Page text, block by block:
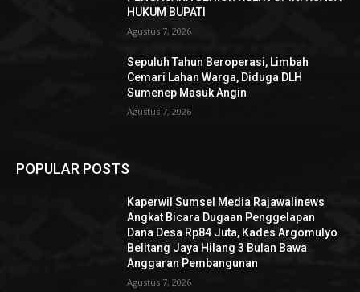
HUKUM BUPATI
Agustus 7, 2026
Sepuluh Tahun Beroperasi, Limbah
Cemari Lahan Warga, Diduga DLH
Sumenep Masuk Angin
Agustus 7, 2026
POPULAR POSTS
Kaperwil Sumsel Media Rajawalinews
Angkat Bicara Dugaan Penggelapan
Dana Desa Rp84 Juta, Kades Argomulyo
Belitang Jaya Hilang 3 Bulan Bawa
Anggaran Pembangunan
Agustus 7, 2026